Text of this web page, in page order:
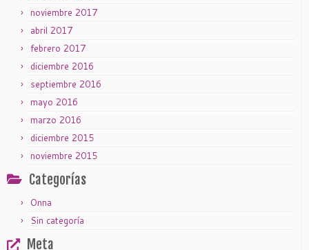
noviembre 2017
abril 2017
febrero 2017
diciembre 2016
septiembre 2016
mayo 2016
marzo 2016
diciembre 2015
noviembre 2015
Categorías
Onna
Sin categoría
Meta